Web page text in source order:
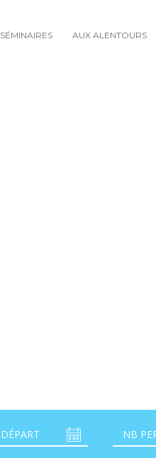
SÉMINAIRES AUX ALENTOURS